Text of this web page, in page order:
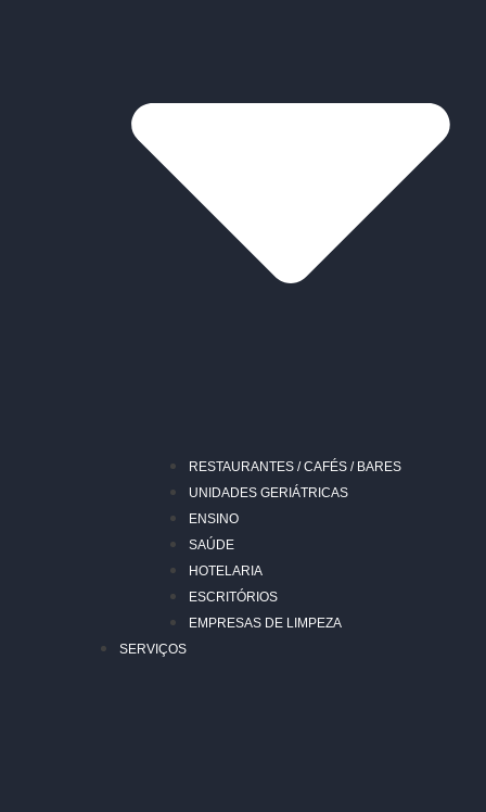
RESTAURANTES / CAFÉS / BARES
UNIDADES GERIÁTRICAS
ENSINO
SAÚDE
HOTELARIA
ESCRITÓRIOS
EMPRESAS DE LIMPEZA
SERVIÇOS